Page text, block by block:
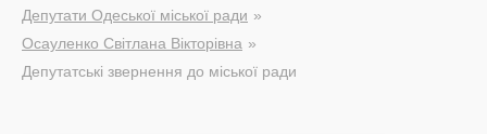
Депутати Одеської міської ради
Осауленко Світлана Вікторівна
Депутатські звернення до міської ради